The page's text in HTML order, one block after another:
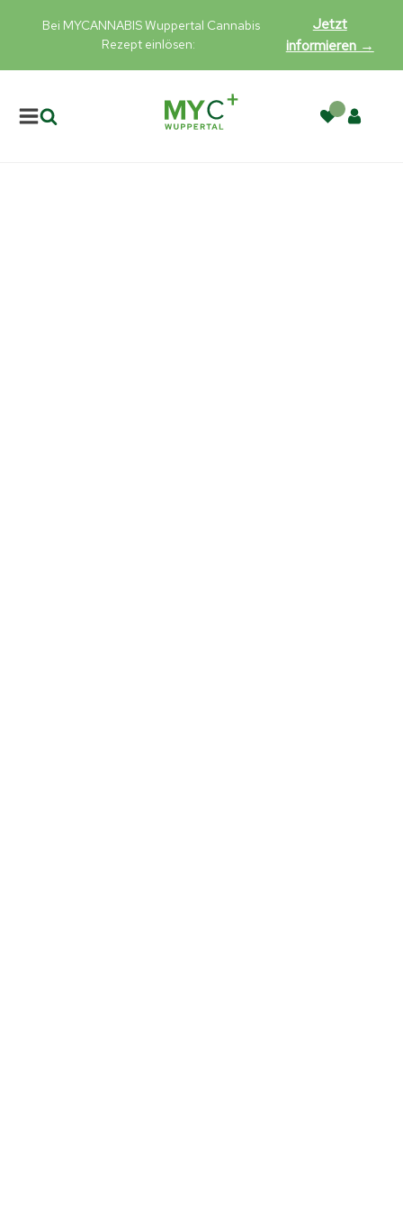
Bei MYCANNABIS Wuppertal Cannabis
Rezept einlösen:
Jetzt
informieren →